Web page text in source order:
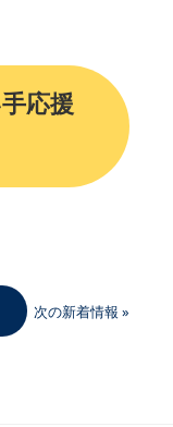
応援
次の新着情報 »